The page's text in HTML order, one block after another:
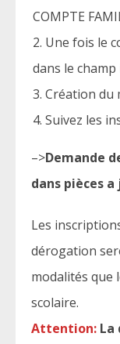
COMPTE
Une fois le
dans le
Création du
Suivez les
–>Demande
dans pièces
Les
dérogation
modalités que
scolaire.
Attention: La